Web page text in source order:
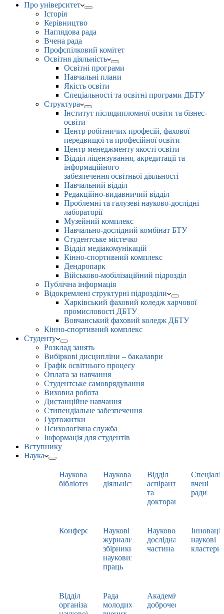
Про університет
Історія
Керівництво
Наглядова рада
Вчена рада
Профспілковий комітет
Освітня діяльність
Освітні програми
Навчальні плани
Якість освіти
Спеціальності та освітні програми ДБТУ
Структура
Інститут післядипломної освіти та бізнес-
освіти
Центр робітничих професій, фахової
передвищої та професійної освіти
Центр менеджменту якості освіти
Відділ ліцензування, акредитації та
інформаційного
забезпечення освітньої діяльності
Навчальний відділ
Редакційно-видавничий відділ
Проблемні та галузеві науково-дослідні
лабораторії
Музейний комплекс
Навчально-дослідний комбінат БТУ
Студентське містечко
Відділ медіакомунікацій
Кінно-спортивний комплекс
Дендропарк
Військово-мобілізаційний підрозділ
Публічна інформація
Відокремлені структурні підрозділи
Харківський фаховий коледж харчової
промисловості ДБТУ
Вовчанський фаховий коледж ДБТУ
Кінно-спортивний комплекс
Студенту
Розклад занять
Вибіркові дисципліни – бакалаври
Графік освітнього процесу
Оплата за навчання
Студентське самоврядування
Виховна робота
Дистанційне навчання
Стипендіальне забезпечення
Гуртожитки
Психологічна служба
Інформація для студентів
Вступнику
Наука
Наукова
бібліотека
Наукова
діяльність
Відділ
аспірантури
та
докторантури
вчені
ради
Конференції
Наукові
журнали,
збірники
наукових
праць
Науково-
дослідна
частина
наукові
кластери
Відділ
організації
Рада
молодих
Академічна
доброчесність